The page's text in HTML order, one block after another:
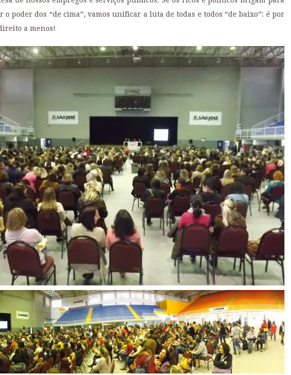
o poder dos “de cima”, vamos unificar a luta de todas e todos “de baixo”: é por
a menos!